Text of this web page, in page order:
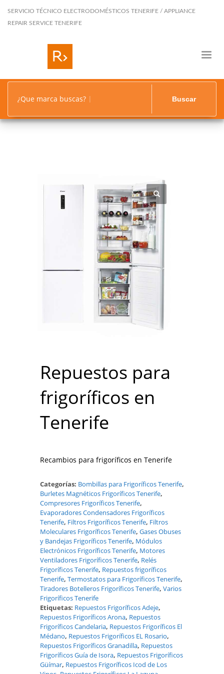
SERVICIO TÉCNICO ELECTRODOMÉSTICOS TENERIFE / APPLIANCE
REPAIR SERVICE TENERIFE
¿Que marca buscas? Buscar
Repuestos para
frigoríficos en
Tenerife
Recambios para frigoríficos en Tenerife
Categorías: Bombillas para Frigoríficos Tenerife,
Burletes Magnéticos Frigoríficos Tenerife,
Compresores Frigoríficos Tenerife,
Evaporadores Condensadores Frigoríficos
Tenerife, Filtros Frigoríficos Tenerife, Filtros
Moleculares Frigoríficos Tenerife, Gases Obuses
y Bandejas Frigoríficos Tenerife, Módulos
Electrónicos Frigoríficos Tenerife, Motores
Ventiladores Frigoríficos Tenerife, Relés
Frigoríficos Tenerife, Repuestos frigoríficos
Tenerife, Termostatos para Frigoríficos Tenerife,
Tiradores Botelleros Frigoríficos Tenerife, Varios
Frigoríficos Tenerife
Etiquetas: Repuestos Frigoríficos Adeje,
Repuestos Frigoríficos Arona, Repuestos
Frigoríficos Candelaria, Repuestos Frigoríficos El
Médano, Repuestos Frigoríficos EL Rosario,
Repuestos Frigoríficos Granadilla, Repuestos
Frigoríficos Guía de Isora, Repuestos Frigoríficos
Güímar, Repuestos Frigoríficos Icod de Los